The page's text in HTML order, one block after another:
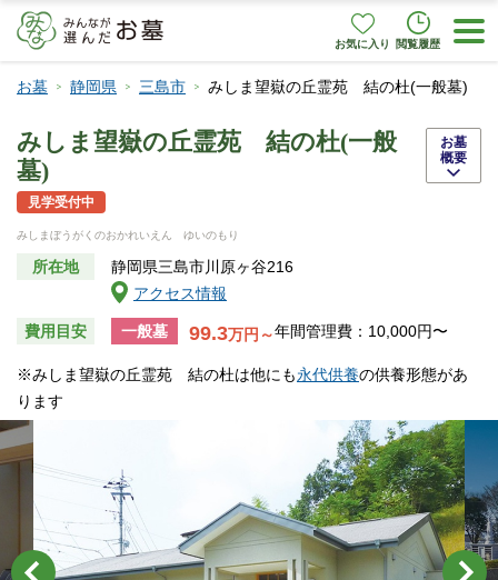
お気に入り 閲覧履歴
お墓 静岡県 三島市 みしま望嶽の丘霊苑 結の杜(一般墓)
みしま望嶽の丘霊苑 結の杜(一般
墓)
見学受付中
みしまぼうがくのおかれいえん ゆいのもり
所在地
静岡県三島市川原ヶ谷216
アクセス情報
費用目安 一般墓 99.3万円～年間管理費：10,000円〜
※みしま望嶽の丘霊苑 結の杜は他にも永代供養の供養形態があ
ります
お墓
概要